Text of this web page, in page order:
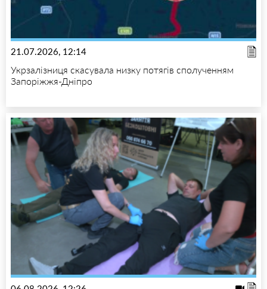
21.07.2026, 12:14
Укрзалізниця скасувала низку потягів сполученням
Запоріжжя-Дніпро